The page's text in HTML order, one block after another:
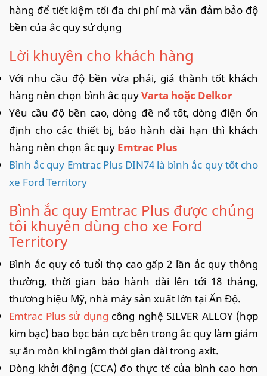
hàng để tiết kiệm tối đa chi phí mà vẫn đảm bảo độ
bền của ắc quy sử dụng
Lời khuyên cho khách hàng
Với nhu cầu độ bền vừa phải, giá thành tốt khách
hàng nên chọn bình ắc quyVarta hoặc Delkor
Yêu cầu độ bền cao, dòng đề nổ tốt, dòng điện ổn
định cho các thiết bị, bảo hành dài hạn thì khách
hàng nên chọn ắc quy Emtrac Plus
Bình ắc quy Emtrac Plus DIN74 là bình ắc quy tốt cho
xe Ford Territory
Bình ắc quy Emtrac Plus được chúng
tôi khuyên dùng cho xe Ford
Territory
Bình ắc quy có tuổi thọ cao gấp 2 lần ắc quy thông
thường, thời gian bảo hành dài lên tới 18 tháng,
thương hiệu Mỹ, nhà máy sản xuất lớn tại Ấn Độ.
Emtrac Plus sử dụng công nghệ SILVER ALLOY (hợp
kim bạc) bao bọc bản cực bên trong ắc quy làm giảm
sự ăn mòn khi ngâm thời gian dài trong axit.
Dòng khởi động (CCA) đo thực tế của bình cao hơn